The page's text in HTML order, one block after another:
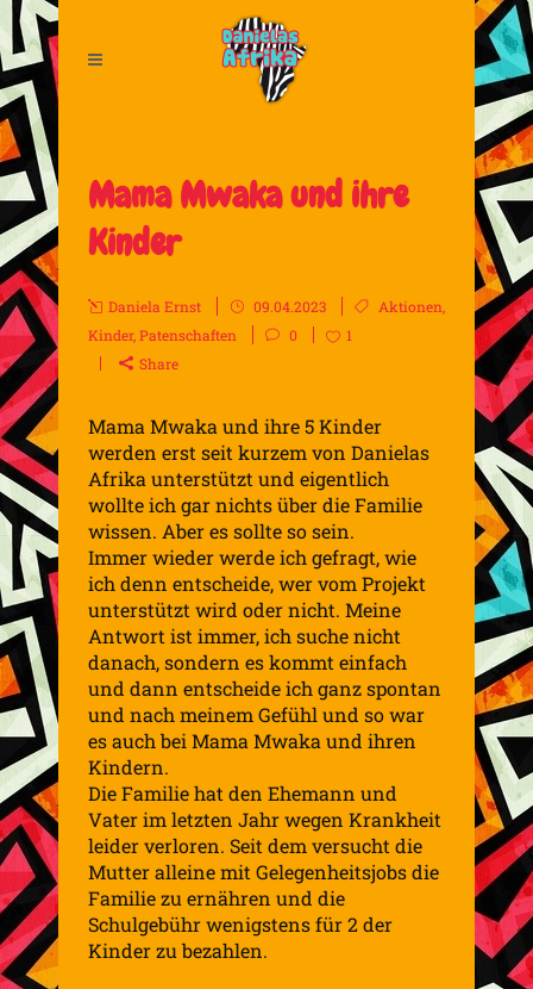
Mama Mwaka und ihre
Kinder
Daniela Ernst 09.04.2023 Aktionen,
Kinder,Patenschaften 0
1
Share
Mama Mwaka und ihre 5 Kinder
werden erst seit kurzem von Danielas
Afrika unterstützt und eigentlich
wollte ich gar nichts über die Familie
wissen. Aber es sollte so sein.
Immer wieder werde ich gefragt, wie
ich denn entscheide, wer vom Projekt
unterstützt wird oder nicht. Meine
Antwort ist immer, ich suche nicht
danach, sondern es kommt einfach
und dann entscheide ich ganz spontan
und nach meinem Gefühl und so war
es auch bei Mama Mwaka und ihren
Kindern.
Die Familie hat den Ehemann und
Vater im letzten Jahr wegen Krankheit
leider verloren. Seit dem versucht die
Mutter alleine mit Gelegenheitsjobs die
Familie zu ernähren und die
Schulgebühr wenigstens für 2 der
Kinder zu bezahlen.